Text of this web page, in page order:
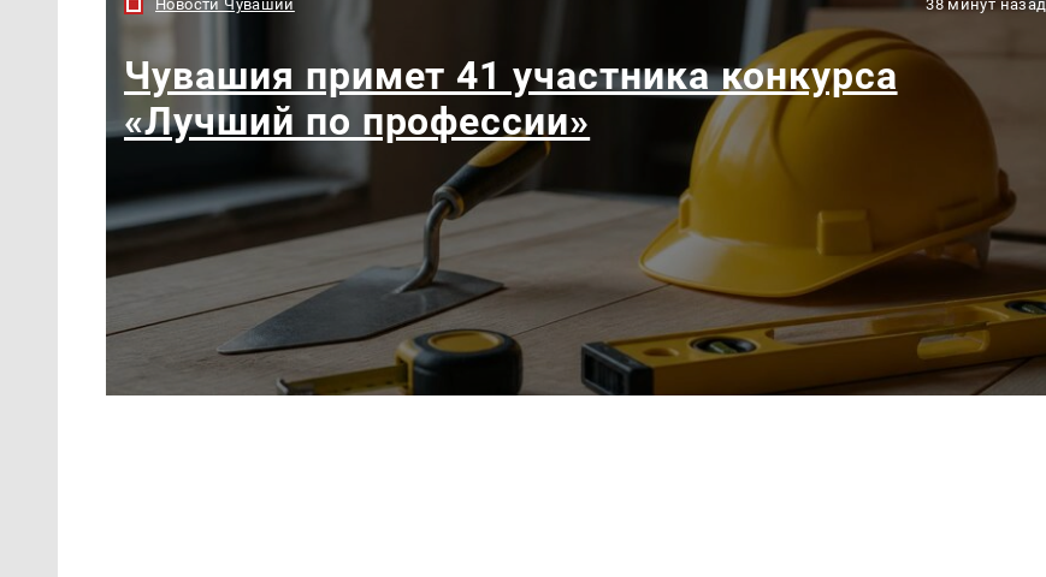
Новости Чувашии 38 минут назад
Чувашия примет 41 участника конкурса
«Лучший по профессии»